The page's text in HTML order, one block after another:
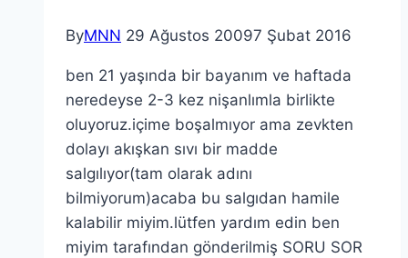
ByMNN 29 Ağustos 20097 Şubat 2016
ben 21 yaşında bir bayanım ve haftada
neredeyse 2-3 kez nişanlımla birlikte
oluyoruz.içime boşalmıyor ama zevkten
dolayı akışkan sıvı bir madde
salgılıyor(tam olarak adını
bilmiyorum)acaba bu salgıdan hamile
kalabilir miyim.lütfen yardım edin ben
miyim tarafından gönderilmiş SORU SOR